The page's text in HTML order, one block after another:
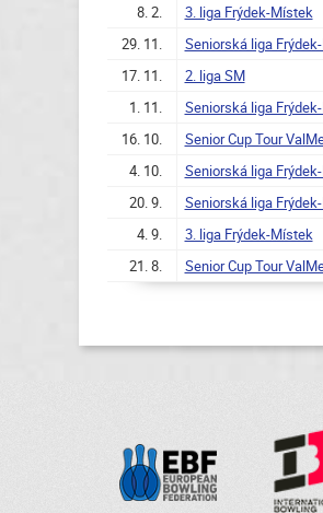
8. 2.
3. liga Frýdek-Místek
29. 11.
Seniorská liga
17. 11.
2. liga SM
1. 11.
Seniorská liga
16. 10.
Senior Cup Tour
4. 10.
Seniorská liga
20. 9.
Seniorská liga
4. 9.
3. liga Frýdek-Místek
21. 8.
Senior Cup Tour